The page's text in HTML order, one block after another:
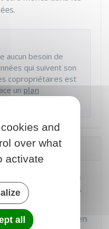
aucun besoin de
qui suivent son
copropriétaires est
un plan
?
imposée pour la
fixe ses
Il est établi en
and
over what
activate
all